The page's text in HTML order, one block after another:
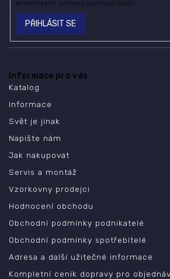
podmínkami ochrany osobních údajů
PŘIHLÁSIT SE
Informace pro vás
Katalog
Informace
Svět je jinak
Napište nám
Jak nakupovat
Servis a montáž
Vzorkovny prodejci
Hodnocení obchodu
Obchodní podmínky podnikatelé
Obchodní podmínky spotřebitelé
Adresa a další užitečné informace
Kompletní ceník dopravy pro